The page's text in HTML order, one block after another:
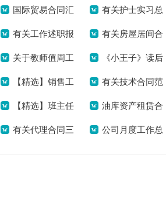
[本文共5075字] 文共3655字]
合辑[本文共4314字] 学生发言稿[本文共
854字]
国际贸易合同汇
总6篇[本文共6054
字]
有关护士实习总
结集合八篇[本文共
7326字]
有关工作述职报
告模板集锦6篇[本文
共7930字]
有关房屋居间合
同集锦6篇[本文共
7048字]
关于教师值周工
作总结集锦十篇[本
文共8515字]
《小王子》读后
感（共3篇）[本文共
1284字]
【精选】销售工
作总结集合五篇[本
文共6783字]
有关技术合同范
文汇编10篇[本文共
18658字]
【精选】班主任
年级工作总结模板合
油库资产租赁合
同[本文共2769字]
有关代理合同三 公司月度工作总